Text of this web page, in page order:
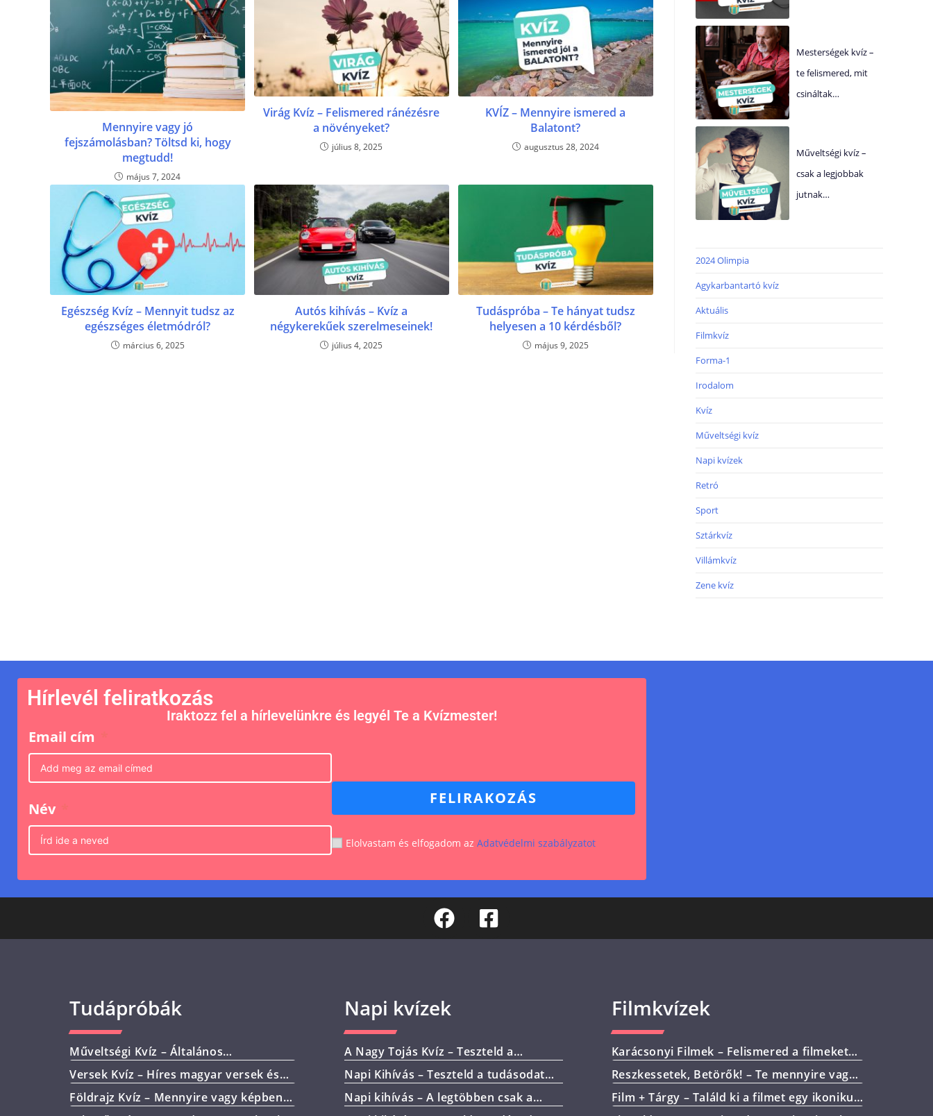
Mennyire vagy jó
fejszámolásban? Töltsd ki, hogy
megtudd!
május 7, 2024
Virág Kvíz – Felismered ránézésre
a növényeket?
július 8, 2025
KVÍZ – Mennyire ismered a
Balatont?
augusztus 28, 2024
Egészség Kvíz – Mennyit tudsz az
egészséges életmódról?
március 6, 2025
Autós kihívás – Kvíz a
négykerekűek szerelmeseinek!
július 4, 2025
Tudáspróba – Te hányat tudsz
helyesen a 10 kérdésből?
május 9, 2025
Mesterségek kvíz –
te felismered, mit
csináltak…
Műveltségi kvíz –
csak a legjobbak
jutnak…
2024 Olimpia
Agykarbantartó kvíz
Aktuális
Filmkvíz
Forma-1
Irodalom
Kvíz
Műveltségi kvíz
Napi kvízek
Retró
Sport
Sztárkvíz
Villámkvíz
Zene kvíz
Hírlevél feliratkozás
Iraktozz fel a hírlevelünkre és legyél Te a Kvízmester!
Email cím
Név
FELIRAKOZÁS
Elolvastam és elfogadom az Adatvédelmi szabályzatot
Tudápróbák
Műveltségi Kvíz – Általános
műveltséged teszteljük – 10 kérdéssel!
Versek Kvíz – Híres magyar versek és
költőik
Földrajz Kvíz – Mennyire vagy képben
az alapokkal?
Napi kvízek
A Nagy Tojás Kvíz – Teszteld a
tudásod ezzel a10 kérdéssel!
Napi Kihívás – Teszteld a tudásodat
ma is!
Napi kihívás – A legtöbben csak a
felére tudják a választ!
Filmkvízek
Karácsonyi Filmek – Felismered a filmeket
egyetlen jelenetből?
Reszkessetek, Betörők! – Te mennyire vagy
Kevin kalandjainak ismerője?
Film + Tárgy – Találd ki a filmet egy ikonikus
tárgy alapján!